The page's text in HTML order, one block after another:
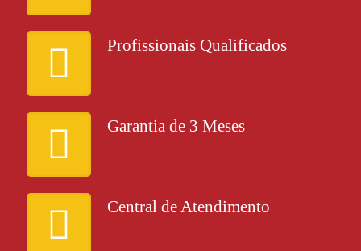
Profissionais Qualificados
Garantia de 3 Meses
Central de Atendimento